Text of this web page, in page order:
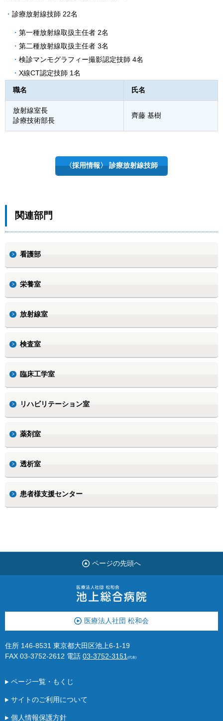
診療放射線技師 22名
第一種放射線取扱主任者 2名
第二種放射線取扱主任者 3名
検診マンモグラフィー撮影認定技師 4名
X線CT認定技師 1名
職名 氏名
放射線室長
診療技術部長
齊藤 基樹
〈採用情報〉 診療放射線技師
関連部門
看護部
栄養室
放射線室
検査室
臨床工学室
リハビリテーション室
薬剤室
透析室
患者様支援センター
ページの先頭へ
医療法人社団 松和会
住所 146-8531 東京都大田区池上6-1-19
FAX 03-3752-2612 電話 03-3752-3151 (代表)
ページ一覧・もくじ
サイトのご利用について
個人情報保護方針